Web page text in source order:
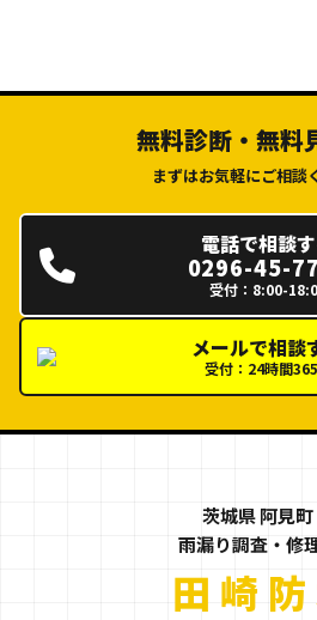
無料診断・無料
まずはお気軽にご相談
電話で相談
0296-45-
受付：8:00-
メールで相談
受付：24時間
茨城県 阿見町
雨漏り調査・修
茨城
田崎